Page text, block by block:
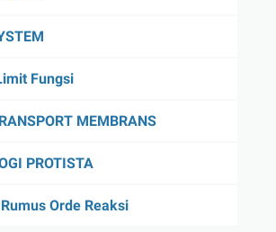
Fungsi
MEMBRANS
PROTISTA
Orde Reaksi